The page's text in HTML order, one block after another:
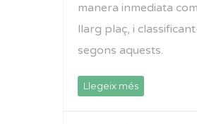
manera inmediata
llarg plaç, i
segons aquests.
Llegeix més